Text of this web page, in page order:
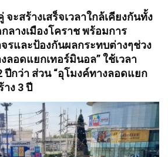
ะสร้างเสร็จเวลาใกล้เคียงกันทั้ง
ลางเมืองโคราช พร้อมการ
รและป้องกันผลกระทบต่างๆช่วง
ลอดแยกเทอร์มินอล” ใช้เวลา
ปีกว่า ส่วน “อุโมงค์ทางลอดแยก
าง 3 ปี